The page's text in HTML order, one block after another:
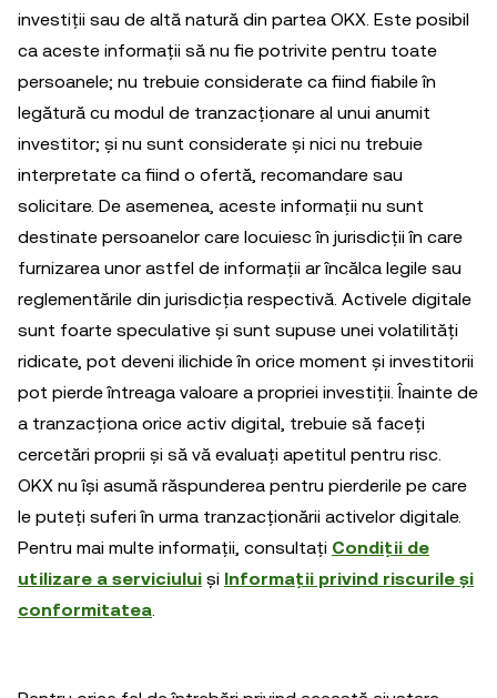
investiții sau de altă natură din partea OKX. Este posibil
ca aceste informații să nu fie potrivite pentru toate
persoanele; nu trebuie considerate ca fiind fiabile în
legătură cu modul de tranzacționare al unui anumit
investitor; și nu sunt considerate și nici nu trebuie
interpretate ca fiind o ofertă, recomandare sau
solicitare. De asemenea, aceste informații nu sunt
destinate persoanelor care locuiesc în jurisdicții în care
furnizarea unor astfel de informații ar încălca legile sau
reglementările din jurisdicția respectivă. Activele digitale
sunt foarte speculative și sunt supuse unei volatilități
ridicate, pot deveni ilichide în orice moment și investitorii
pot pierde întreaga valoare a propriei investiții. Înainte de
a tranzacționa orice activ digital, trebuie să faceți
cercetări proprii și să vă evaluați apetitul pentru risc.
OKX nu își asumă răspunderea pentru pierderile pe care
le puteți suferi în urma tranzacționării activelor digitale.
Pentru mai multe informații, consultați Condiții de
utilizare a serviciului și Informații privind riscurile și
conformitatea.